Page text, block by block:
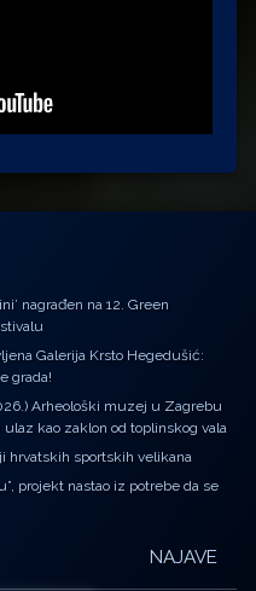
nagrađen na 12. Green
Galerija Krsto Hegedušić:
grada!
Arheološki muzej u Zagrebu
kao zaklon od toplinskog vala
hrvatskih sportskih velikana
projekt nastao iz potrebe da se
NAJAVE